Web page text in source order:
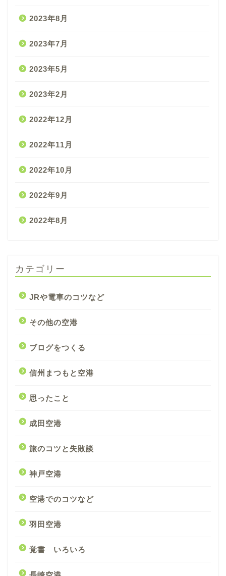
2023年8月
2023年7月
2023年5月
2023年2月
2022年12月
2022年11月
2022年10月
2022年9月
2022年8月
カテゴリー
JRや電車のコツなど
その他の空港
ブログをつくる
信州まつもと空港
思ったこと
成田空港
旅のコツと失敗談
神戸空港
空港でのコツなど
羽田空港
覚書 いろいろ